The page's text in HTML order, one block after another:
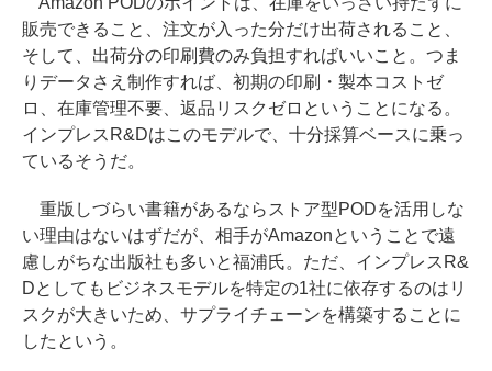
販売できること、注文が入った分だけ出荷されること、
そして、出荷分の印刷費のみ負担すればいいこと。つま
りデータさえ制作すれば、初期の印刷・製本コストゼ
ロ、在庫管理不要、返品リスクゼロということになる。
インプレスR&Dはこのモデルで、十分採算ベースに乗っ
ているそうだ。
重版しづらい書籍があるならストア型PODを活用しな
い理由はないはずだが、相手がAmazonということで遠
慮しがちな出版社も多いと福浦氏。ただ、インプレスR&
Dとしてもビジネスモデルを特定の1社に依存するのはリ
スクが大きいため、サプライチェーンを構築することに
したという。